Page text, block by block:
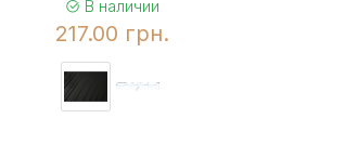
В наличии
217.00 грн.